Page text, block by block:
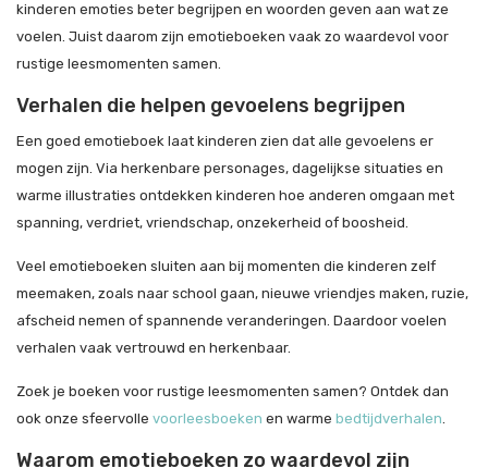
kinderen emoties beter begrijpen en woorden geven aan wat ze
voelen. Juist daarom zijn emotieboeken vaak zo waardevol voor
rustige leesmomenten samen.
Verhalen die helpen gevoelens begrijpen
Een goed emotieboek laat kinderen zien dat alle gevoelens er
mogen zijn. Via herkenbare personages, dagelijkse situaties en
warme illustraties ontdekken kinderen hoe anderen omgaan met
spanning, verdriet, vriendschap, onzekerheid of boosheid.
Veel emotieboeken sluiten aan bij momenten die kinderen zelf
meemaken, zoals naar school gaan, nieuwe vriendjes maken, ruzie,
afscheid nemen of spannende veranderingen. Daardoor voelen
verhalen vaak vertrouwd en herkenbaar.
Zoek je boeken voor rustige leesmomenten samen? Ontdek dan
ook onze sfeervolle voorleesboeken en warme bedtijdverhalen.
Waarom emotieboeken zo waardevol zijn